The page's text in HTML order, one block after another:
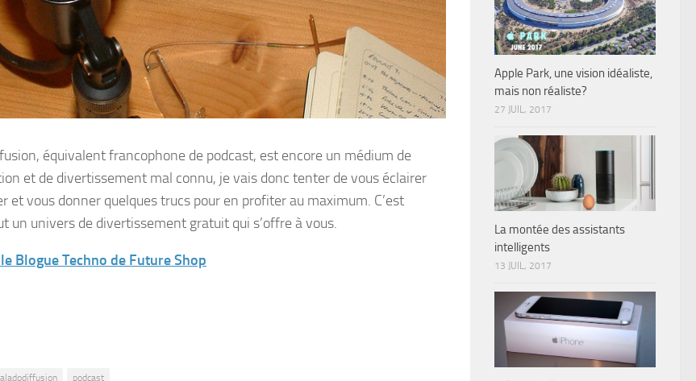
équivalent francophone de podcast, est encore un médium de
et de divertissement mal connu, je vais donc tenter de vous éclairer
et vous donner quelques trucs pour en profiter au maximum. C’est
un univers de divertissement gratuit qui s’offre à vous.
Blogue Techno de Future Shop
podcast
Apple Park, une vision idéaliste,
mais non réaliste?
27 JUIL, 2017
La montée des assistants
intelligents
13 JUIL, 2017